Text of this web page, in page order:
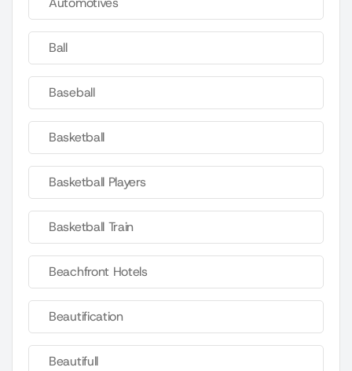
Ball
Baseball
Basketball
Basketball Players
Basketball Train
Beachfront Hotels
Beautification
Beautifull